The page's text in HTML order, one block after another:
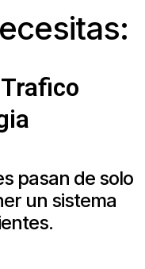
Trafico
pasan de solo
un sistema